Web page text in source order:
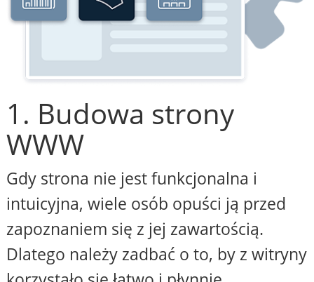
1. Budowa strony
WWW
Gdy strona nie jest funkcjonalna i
intuicyjna, wiele osób opuści ją przed
zapoznaniem się z jej zawartością.
Dlatego należy zadbać o to, by z witryny